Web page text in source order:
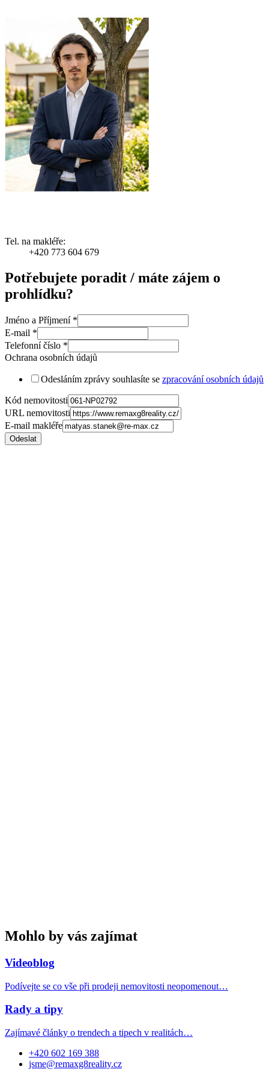
Tel. na makléře:
+420 773 604 679
Potřebujete poradit / máte zájem o
prohlídku?
Jméno a Příjmení *
E-mail *
Telefonní číslo *
Ochrana osobních údajů
Odesláním zprávy souhlasíte se zpracování osobních údajů
Kód nemovitosti
URL nemovitosti
E-mail makléře
Odeslat
Mohlo by vás zajímat
Videoblog
Podívejte se co vše při prodeji nemovitosti neopomenout…
Rady a tipy
Zajímavé články o trendech a tipech v realitách…
+420 602 169 388
jsme@remaxg8reality.cz